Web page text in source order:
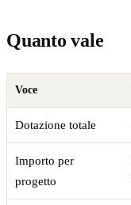
Quanto vale
Voce
Dotazione totale
Importo per
progetto